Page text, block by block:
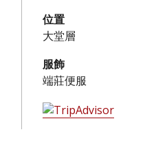
位置
大堂層
服飾
端莊便服